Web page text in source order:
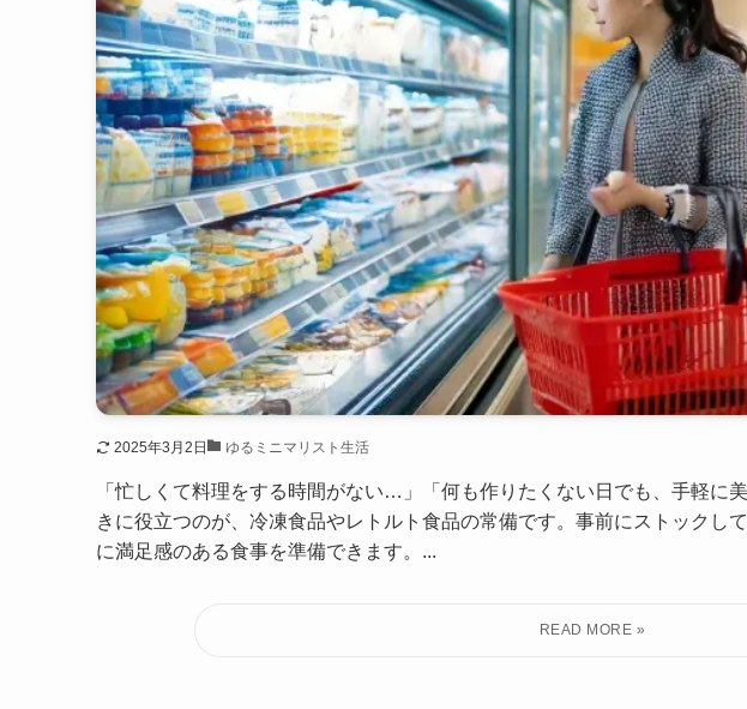
2025年3月2日 ゆるミニマリスト生活
「忙しくて料理をする時間がない…」「何も作りたくない日でも、手軽に
きに役立つのが、冷凍食品やレトルト食品の常備です。事前にストックし
に満足感のある食事を準備できます。...